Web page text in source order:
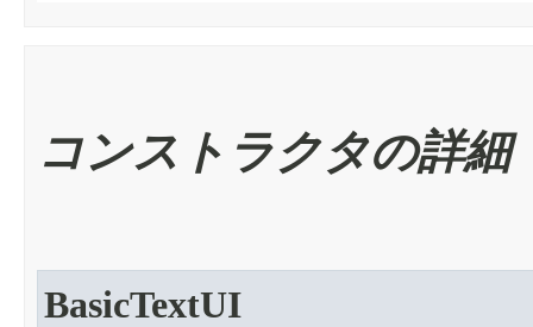
コンストラクタの詳細
BasicTextUI